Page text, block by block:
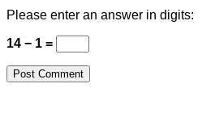
Please enter an answer in digits:
14 − 1 =